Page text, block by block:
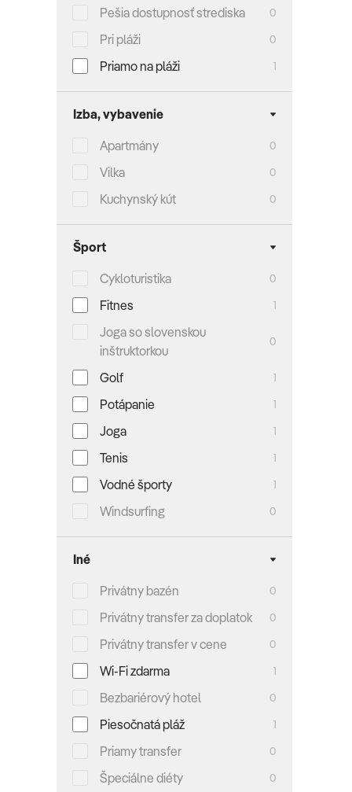
Pešia dostupnosť strediska
0
Pri pláži 0
Priamo na pláži 1
Izba, vybavenie
Apartmány
0
Vilka 0
Kuchynský kút 0
Šport
Cykloturistika
0
Fitnes 1
Joga so slovenskou
inštruktorkou
0
Golf 1
Potápanie 1
Joga 1
Tenis 1
Vodné športy 1
Windsurfing 0
Iné
Privátny bazén
0
Privátny transfer za doplatok 0
Privátny transfer v cene 0
Wi-Fi zdarma 1
Bezbariérový hotel 0
Piesočnatá pláž 1
Priamy transfer 0
Špeciálne diéty 0